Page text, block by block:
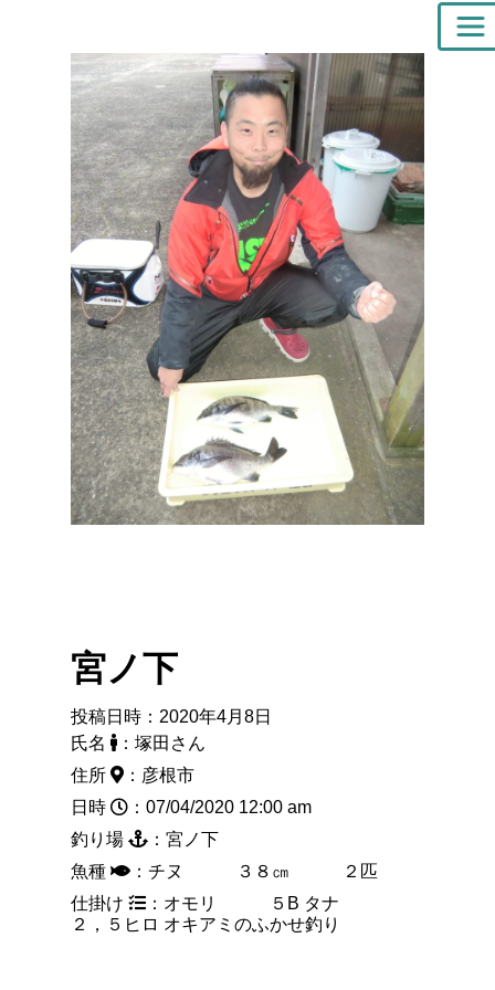
宮ノ下
投稿日時：2020年4月8日
氏名
：塚田さん
住所
：彦根市
日時
：07/04/2020 12:00 am
釣り場
：宮ノ下
魚種
：チヌ ３８㎝ ２匹
仕掛け
：オモリ ５B タナ
２，５ヒロ オキアミのふかせ釣り